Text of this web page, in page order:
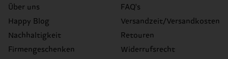
Über uns
Happy Blog
Nachhaltigkeit
Firmengeschenken
FAQ's
Versandzeit/Versandkosten
Retouren
Widerrufsrecht